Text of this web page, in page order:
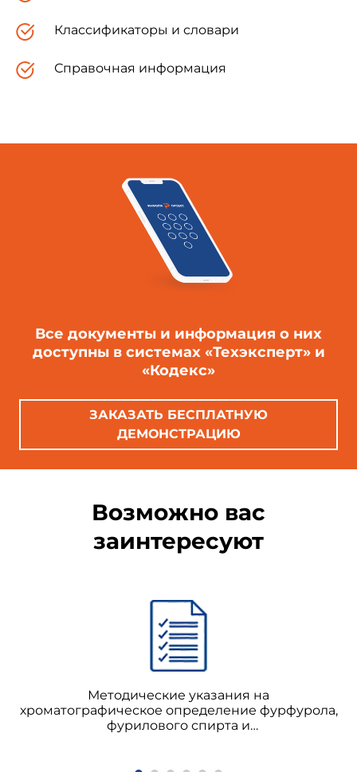
Классификаторы и словари
Справочная информация
Все документы и информация о них
доступны в системах «Техэксперт» и
«Кодекс»
ЗАКАЗАТЬ БЕСПЛАТНУЮ
ДЕМОНСТРАЦИЮ
Возможно вас
заинтересуют
Методические указания на
хроматографическое определение фурфурола,
фурилового спирта и